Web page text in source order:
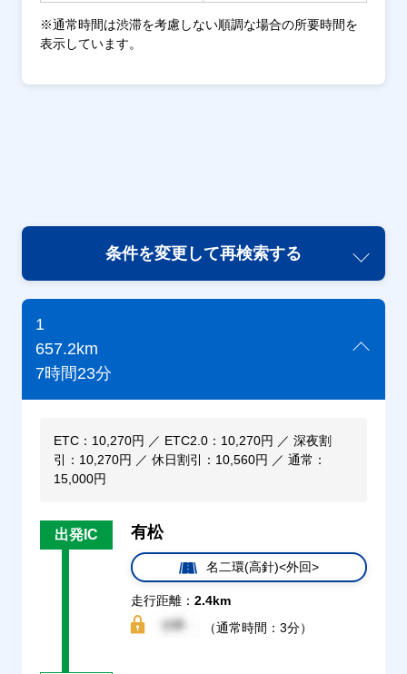
※通常時間は渋滞を考慮しない順調な場合の所要時間を
表示しています。
条件を変更して再検索する
1
657.2km
7時間23分
ETC：10,270円 ／ ETC2.0：10,270円 ／ 深夜割
引：10,270円 ／ 休日割引：10,560円 ／ 通常：
15,000円
出発IC 有松
名二環(高針)<外回>
走行距離： 2.4km
（通常時間：3分）